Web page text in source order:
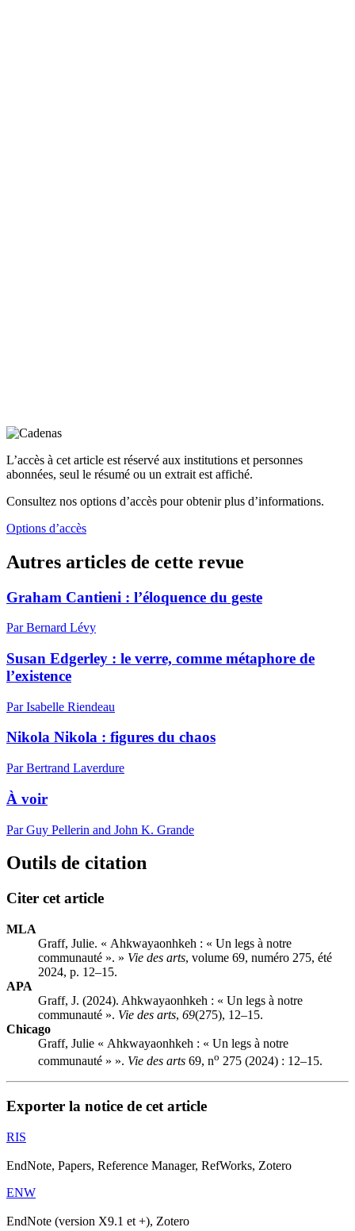
L’accès à cet article est réservé aux institutions et personnes
abonnées, seul le résumé ou un extrait est affiché.
Consultez nos options d’accès pour obtenir plus d’informations.
Options d’accès
Autres articles de cette revue
Graham Cantieni : l’éloquence du geste
Par Bernard Lévy
Susan Edgerley : le verre, comme métaphore de
l’existence
Par Isabelle Riendeau
Nikola Nikola : figures du chaos
Par Bertrand Laverdure
À voir
Par Guy Pellerin and John K. Grande
Outils de citation
Citer cet article
MLA
Graff, Julie. « Ahkwayaonhkeh : « Un legs à notre
communauté ». » Vie des arts, volume 69, numéro 275, été
2024, p. 12–15.
APA
Graff, J. (2024). Ahkwayaonhkeh : « Un legs à notre
communauté ». Vie des arts, 69(275), 12–15.
Chicago
Graff, Julie « Ahkwayaonhkeh : « Un legs à notre
communauté » ». Vie des arts 69, no 275 (2024) : 12–15.
Exporter la notice de cet article
RIS
EndNote, Papers, Reference Manager, RefWorks, Zotero
ENW
EndNote (version X9.1 et +), Zotero